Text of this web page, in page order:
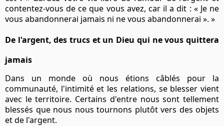
contentez-vous de ce que vous avez, car il a dit : « Je ne
vous abandonnerai jamais ni ne vous abandonnerai ». »
De l'argent, des trucs et un Dieu qui ne vous quittera
jamais
Dans un monde où nous étions câblés pour la
communauté, l'intimité et les relations, se blesser vient
avec le territoire. Certains d'entre nous sont tellement
blessés que nous nous tournons plutôt vers des objets
et de l'argent.